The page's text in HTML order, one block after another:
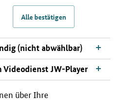
Alle bestätigen
(nicht abwählbar)
JW-Player
über Ihre